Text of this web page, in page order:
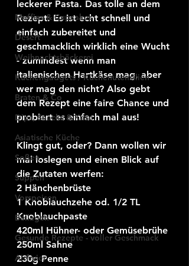
Muffins & Cupcakes
Desert
Weihnachtsbäckerei
Küchengadgets / Küchenutensilien
Braten & Co
Dips, Snacks & Käse
Asiatische Küche
Soßen
Suppen
Vorspeisen
Beilagen
Gesunde Rezepte - voller Geschmack
Airfryier
leckerer Pasta. Das tolle an dem
Rezept: Es ist echt schnell und
einfach zubereitet und
geschmacklich wirklich eine Wucht
- zumindest wenn man
italienischen Hartkäse mag, aber
wer mag den nicht? Also gebt
dem Rezept eine faire Chance und
probiert es einfach mal aus!
Klingt gut, oder? Dann wollen wir
mal loslegen und einen Blick auf
die Zutaten werfen:
2 Hänchenbrüste
1 Knoblauchzehe od. 1/2 TL
Knoblauchpaste
420ml Hühner- oder Gemüsebrühe
250ml Sahne
230g Penne